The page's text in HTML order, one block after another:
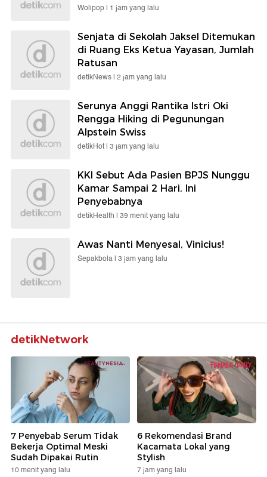
Wolipop | 1 jam yang lalu
Senjata di Sekolah Jaksel Ditemukan
di Ruang Eks Ketua Yayasan, Jumlah
Ratusan
detikNews | 2 jam yang lalu
Serunya Anggi Rantika Istri Oki
Rengga Hiking di Pegunungan
Alpstein Swiss
detikHot | 3 jam yang lalu
KKI Sebut Ada Pasien BPJS Nunggu
Kamar Sampai 2 Hari, Ini
Penyebabnya
detikHealth | 39 menit yang lalu
Awas Nanti Menyesal, Vinicius!
Sepakbola | 3 jam yang lalu
detikNetwork
7 Penyebab Serum Tidak
Bekerja Optimal Meski
Sudah Dipakai Rutin
10 menit yang lalu
6 Rekomendasi Brand
Kacamata Lokal yang
Stylish
7 jam yang lalu